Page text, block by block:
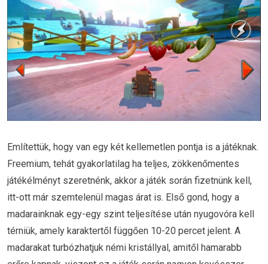
Említettük, hogy van egy két kellemetlen pontja is a játéknak.
Freemium, tehát gyakorlatilag ha teljes, zökkenőmentes
játékélményt szeretnénk, akkor a játék során fizetnünk kell,
itt-ott már szemtelenül magas árat is. Első gond, hogy a
madarainknak egy-egy szint teljesítése után nyugovóra kell
térniük, amely karaktertől függően 10-20 percet jelent. A
madarakat turbózhatjuk némi kristállyal, amitől hamarabb